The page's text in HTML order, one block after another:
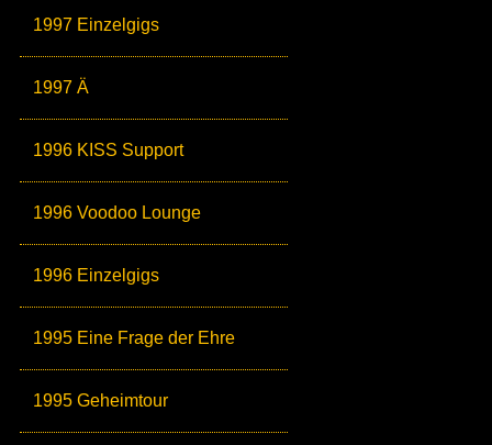
1997 Einzelgigs
1997 Ä
1996 KISS Support
1996 Voodoo Lounge
1996 Einzelgigs
1995 Eine Frage der Ehre
1995 Geheimtour